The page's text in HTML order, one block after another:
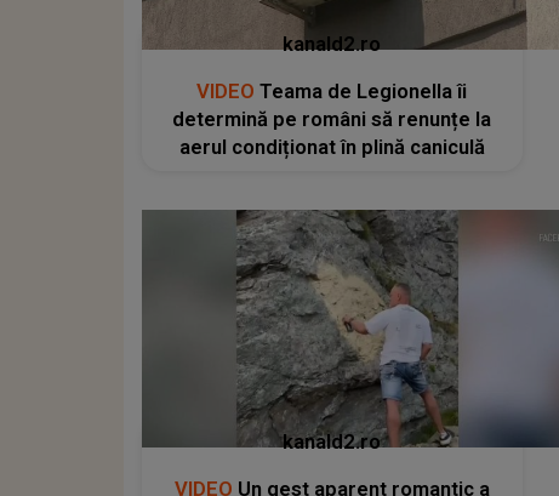
kanald2.ro
VIDEO Teama de Legionella îi
determină pe români să renunțe la
aerul condiționat în plină caniculă
kanald2.ro
VIDEO Un gest aparent romantic a